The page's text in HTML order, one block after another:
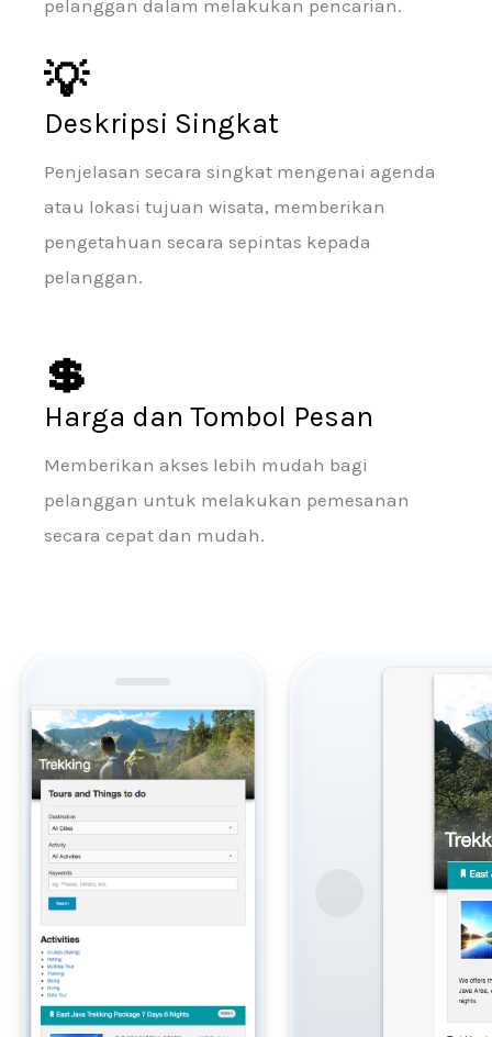
pelanggan dalam melakukan pencarian.
💡
Deskripsi Singkat
Penjelasan secara singkat mengenai agenda
atau lokasi tujuan wisata, memberikan
pengetahuan secara sepintas kepada
pelanggan.
💲
Harga dan Tombol Pesan
Memberikan akses lebih mudah bagi
pelanggan untuk melakukan pemesanan
secara cepat dan mudah.